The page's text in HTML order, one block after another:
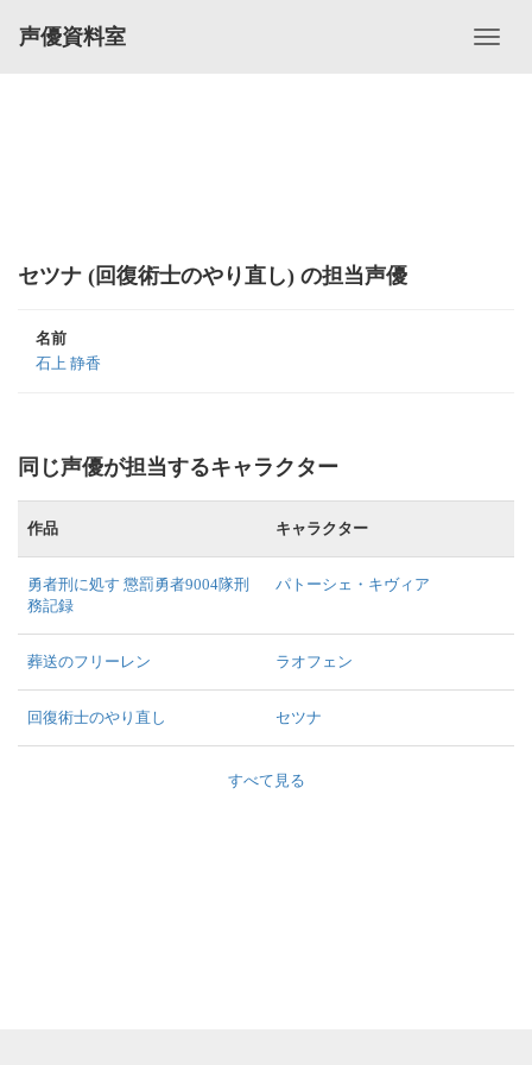
声優資料室
セツナ (回復術士のやり直し) の担当声優
名前
石上 静香
同じ声優が担当するキャラクター
作品 キャラクター
勇者刑に処す 懲罰勇者9004隊刑
務記録
パトーシェ・キヴィア
葬送のフリーレン ラオフェン
回復術士のやり直し セツナ
すべて見る